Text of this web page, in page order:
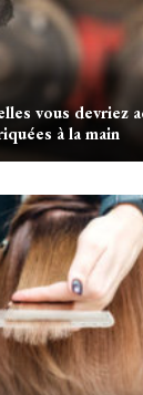
vous devriez
à la main